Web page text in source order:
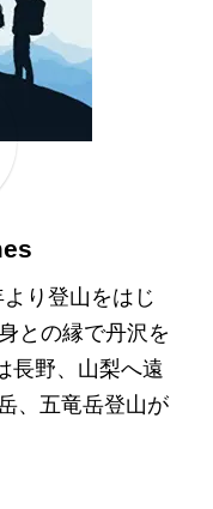
り登山をはじ
との縁で丹沢を
長野、山梨へ遠
、五竜岳登山が